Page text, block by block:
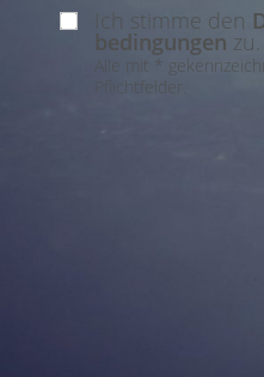
Ich stimme den
bedingungen
Alle mit *
Pflichtfelder.